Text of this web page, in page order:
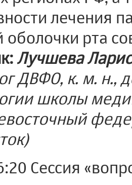
лечения
оболочки рта
Лучшева
ДВФО, к. м. н.,
школы
Сессия